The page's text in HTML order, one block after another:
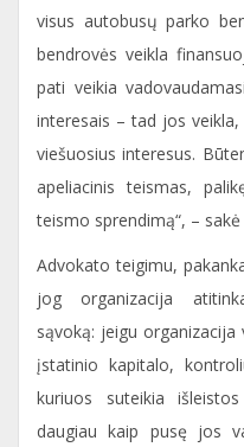
visus autobusų parko
bendrovės veikla
pati veikia
interesais – tad jos
viešuosius interesus.
apeliacinis teismas,
teismo sprendimą“, –
Advokato teigimu,
jog organizacija
sąvoką: jeigu
įstatinio kapitalo,
kuriuos suteikia
daugiau kaip pusę jos